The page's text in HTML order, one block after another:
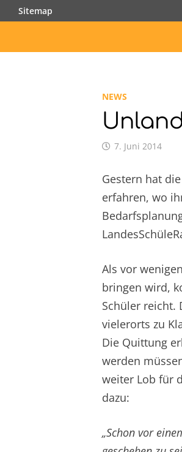
Zurück
zum
Sitemap
NEWS
7. Juni 2014
Gestern hat
erfahren, wo
Als vor
bringen wird,
Schüler reicht.
vielerorts zu
Die Quittung
werden
weiter Lob für
dazu:
„Schon vor